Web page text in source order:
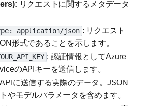
リクエストに関するメタデータ
application/json : リクエスト
形式であることを示します。
: 認証情報としてAzure
のAPIキーを送信します。
APIに送信する実際のデータ。JSON
やモデルパラメータを含めます。